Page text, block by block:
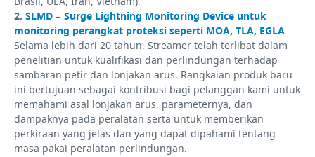
2. SLMD – Surge Lightning Monitoring Device untuk
monitoring perangkat proteksi seperti MOA, TLA, EGLA
Selama lebih dari 20 tahun, Streamer telah terlibat dalam
penelitian untuk kualifikasi dan perlindungan terhadap
sambaran petir dan lonjakan arus. Rangkaian produk baru
ini bertujuan sebagai kontribusi bagi pelanggan kami untuk
memahami asal lonjakan arus, parameternya, dan
dampaknya pada peralatan serta untuk memberikan
perkiraan yang jelas dan yang dapat dipahami tentang
masa pakai peralatan perlindungan.